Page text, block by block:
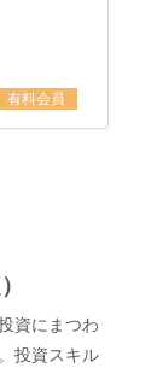
有料会員
資にまつわ
投資スキル